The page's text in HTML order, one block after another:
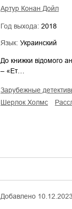
Артур Конан Дойл
Год выхода: 2018
Язык: Украинский
До книжки відомого
– «Ет…
зарубежные
Шерлок Холмс
Добавлено